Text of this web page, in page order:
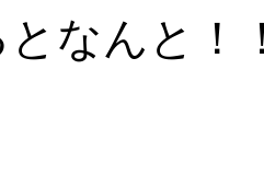
なんと！